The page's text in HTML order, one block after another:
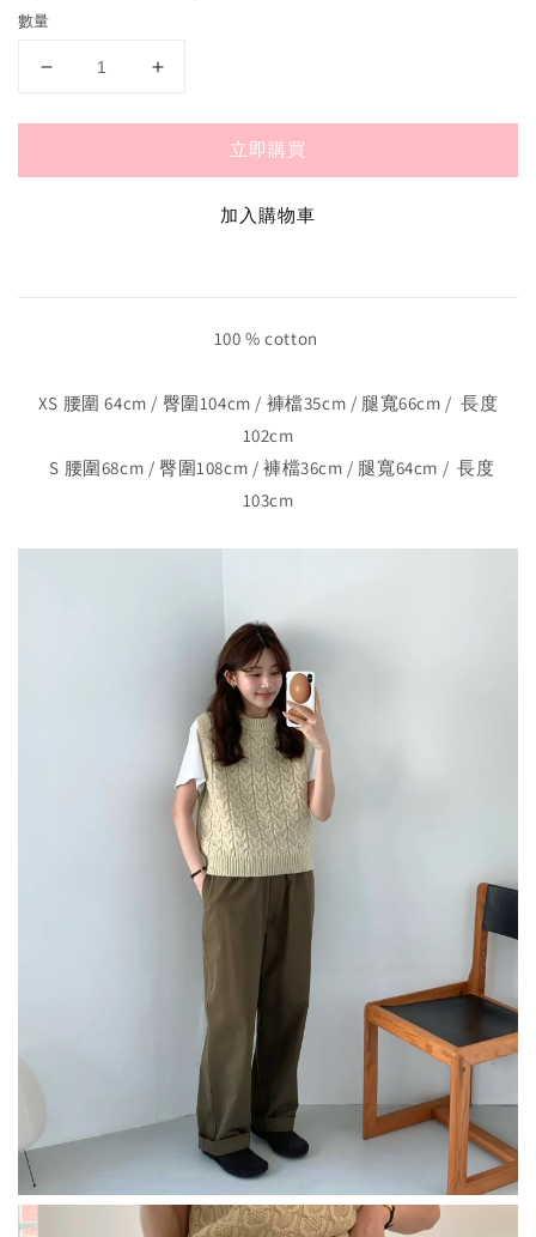
數量
立即購買
加入購物車
100 % cotton
XS 腰圍 64cm / 臀圍104cm / 褲檔35cm / 腿寬66cm / 長度
102cm
S 腰圍68cm / 臀圍108cm / 褲檔36cm / 腿寬64cm / 長度
103cm